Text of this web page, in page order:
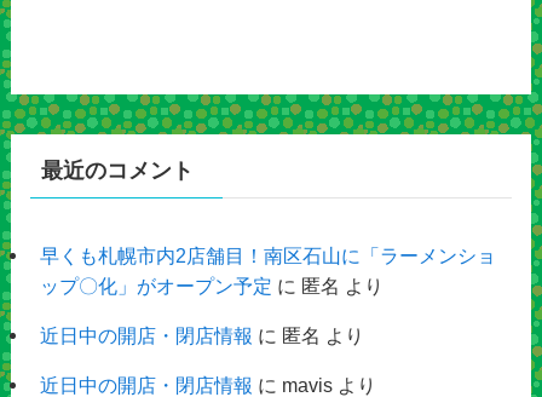
最近のコメント
早くも札幌市内2店舗目！南区石山に「ラーメンショ
ップ〇化」がオープン予定 に 匿名 より
近日中の開店・閉店情報 に 匿名 より
近日中の開店・閉店情報 に mavisより